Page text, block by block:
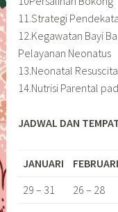
11.Strategi
12.Kegawatan Bayi
Pelayanan Neonatus
13.Neonatal
14.Nutrisi Parental
JADWAL DAN
JANUARI FEBRUARI
29 – 31
26 – 28